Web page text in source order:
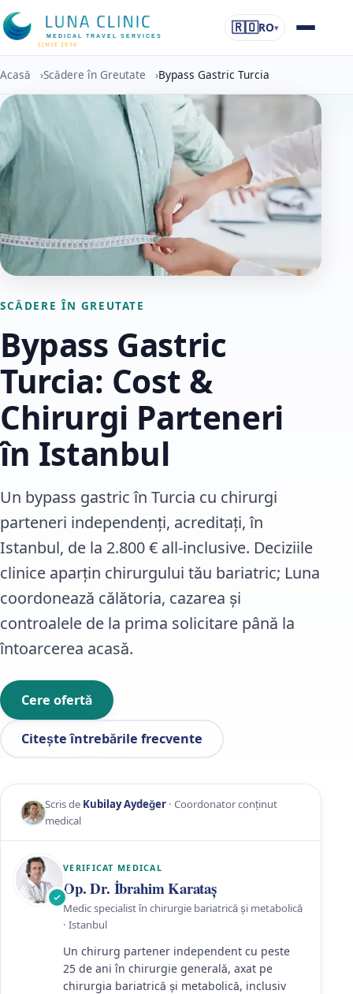
MEDICAL TRAVEL SERVICES
SINCE 2016
🇷🇴RO▾
Acasă ›Scădere în Greutate ›Bypass Gastric Turcia
SCĂDERE ÎN GREUTATE
Bypass Gastric
Turcia: Cost &
Chirurgi Parteneri
în Istanbul
Un bypass gastric în Turcia cu chirurgi
parteneri independenți, acreditați, în
Istanbul, de la 2.800 € all-inclusive. Deciziile
clinice aparțin chirurgului tău bariatric; Luna
coordonează călătoria, cazarea și
controalele de la prima solicitare până la
întoarcerea acasă.
Cere ofertă
Citește întrebările frecvente
Scris de Kubilay Aydeğer· Coordonator conținut
medical
VERIFICAT MEDICAL
Op. Dr. İbrahim Karataş
Medic specialist în chirurgie bariatrică și metabolică
· Istanbul
Un chirurg partener independent cu peste
25 de ani în chirurgie generală, axat pe
chirurgia bariatrică și metabolică, inclusiv